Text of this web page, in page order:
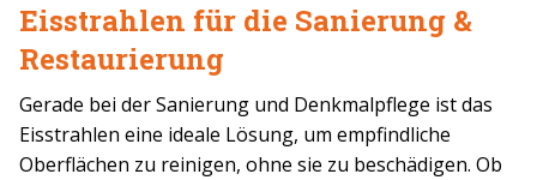
Eisstrahlen für die Sanierung &
Restaurierung
Gerade bei der Sanierung und Denkmalpflege ist das
Eisstrahlen eine ideale Lösung, um empfindliche
Oberflächen zu reinigen, ohne sie zu beschädigen. Ob